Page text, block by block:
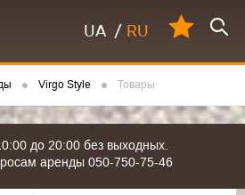
UA / RU
Virgo Style Товары
до 20:00 без выходных.
аренды 050-750-75-46